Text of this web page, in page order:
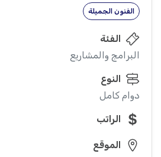
الفنون الجميلة
الفئة
البرامج والمشاريع
النوع
دوام كامل
الراتب
الموقع